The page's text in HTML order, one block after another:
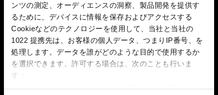
ンツの測定、オーディエンスの洞察、製品開発を提供す
るために、デバイスに情報を保存およびアクセスする
Cookieなどのテクノロジーを使用して、当社と当社の
1022 提携先は、お客様の個人データ、つまりIP番号、を
処理します。データを誰がどのような目的で使用するか
を選択できます。 許可する場合は、次のことも行いま
す：
数メートル以内の誤差の地理的な位置情報を収集
PCを再起動します。
『サイバーパンク2077』をSSDで再インストールしま
す。Modはインストールしないでください！
OSと同じパーティションにゲームをインストールする
場合、Windowsの権限設定によってゲームがブロックされ
ず、ドライブのルートにインストールしてください。インス